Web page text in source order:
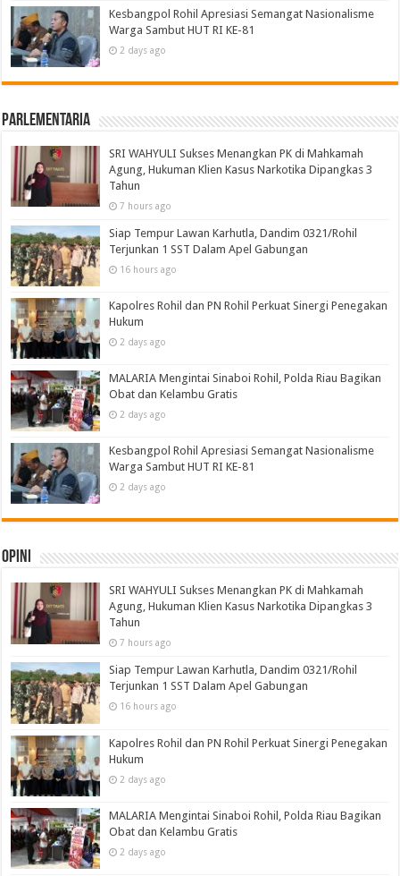
Kesbangpol Rohil Apresiasi Semangat Nasionalisme
Warga Sambut HUT RI KE-81
2 days ago
Parlementaria
SRI WAHYULI Sukses Menangkan PK di Mahkamah
Agung, Hukuman Klien Kasus Narkotika Dipangkas 3
Tahun
7 hours ago
Siap Tempur Lawan Karhutla, Dandim 0321/Rohil
Terjunkan 1 SST Dalam Apel Gabungan
16 hours ago
Kapolres Rohil dan PN Rohil Perkuat Sinergi Penegakan
Hukum
2 days ago
MALARIA Mengintai Sinaboi Rohil, Polda Riau Bagikan
Obat dan Kelambu Gratis
2 days ago
Kesbangpol Rohil Apresiasi Semangat Nasionalisme
Warga Sambut HUT RI KE-81
2 days ago
Opini
SRI WAHYULI Sukses Menangkan PK di Mahkamah
Agung, Hukuman Klien Kasus Narkotika Dipangkas 3
Tahun
7 hours ago
Siap Tempur Lawan Karhutla, Dandim 0321/Rohil
Terjunkan 1 SST Dalam Apel Gabungan
16 hours ago
Kapolres Rohil dan PN Rohil Perkuat Sinergi Penegakan
Hukum
2 days ago
MALARIA Mengintai Sinaboi Rohil, Polda Riau Bagikan
Obat dan Kelambu Gratis
2 days ago